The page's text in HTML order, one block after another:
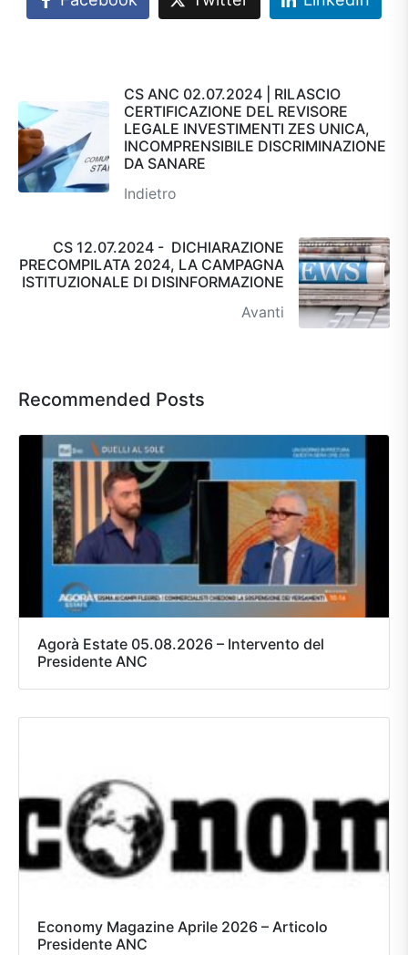
CS ANC 02.07.2024 | RILASCIO
CERTIFICAZIONE DEL REVISORE
LEGALE INVESTIMENTI ZES UNICA,
INCOMPRENSIBILE DISCRIMINAZIONE
DA SANARE
Indietro
CS 12.07.2024 - DICHIARAZIONE
PRECOMPILATA 2024, LA CAMPAGNA
ISTITUZIONALE DI DISINFORMAZIONE
Avanti
Recommended Posts
Agorà Estate 05.08.2026 – Intervento del
Presidente ANC
Economy Magazine Aprile 2026 – Articolo
Presidente ANC